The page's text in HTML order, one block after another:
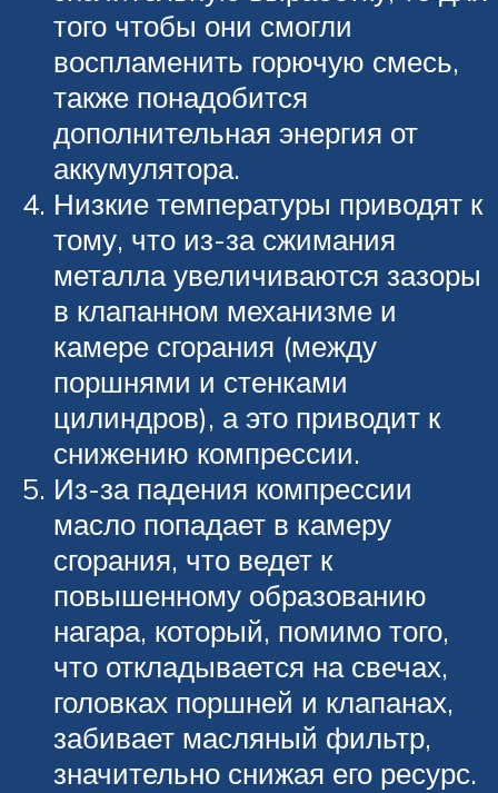
того чтобы они смогли
воспламенить горючую смесь,
также понадобится
дополнительная энергия от
аккумулятора.
Низкие температуры приводят к
тому, что из-за сжимания
металла увеличиваются зазоры
в клапанном механизме и
камере сгорания (между
поршнями и стенками
цилиндров), а это приводит к
снижению компрессии.
Из-за падения компрессии
масло попадает в камеру
сгорания, что ведет к
повышенному образованию
нагара, который, помимо того,
что откладывается на свечах,
головках поршней и клапанах,
забивает масляный фильтр,
значительно снижая его ресурс.